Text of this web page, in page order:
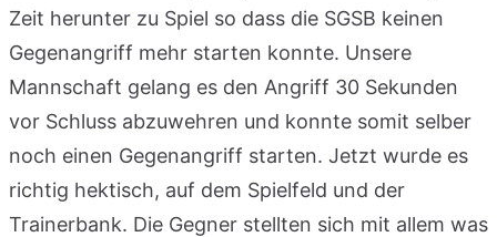
Zeit herunter zu Spiel so dass die SGSB keinen
Gegenangriff mehr starten konnte. Unsere
Mannschaft gelang es den Angriff 30 Sekunden
vor Schluss abzuwehren und konnte somit selber
noch einen Gegenangriff starten. Jetzt wurde es
richtig hektisch, auf dem Spielfeld und der
Trainerbank. Die Gegner stellten sich mit allem was